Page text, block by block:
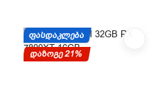
ᲤᲐᲡᲓᲐᲙᲚᲔᲑᲐ
დაზოგე 21%